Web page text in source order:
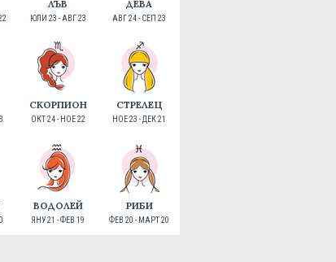
ЛЪВ
ЮЛИ 23 - АВГ 23
ДЕВА
АВГ 24 - СЕП 23
СКОРПИОН
ОКТ 24 - НОЕ 22
СТРЕЛЕЦ
НОЕ 23 - ДЕК 21
ВОДОЛЕЙ
ЯНУ 21 - ФЕВ 19
РИБИ
ФЕВ 20 - МАРТ 20